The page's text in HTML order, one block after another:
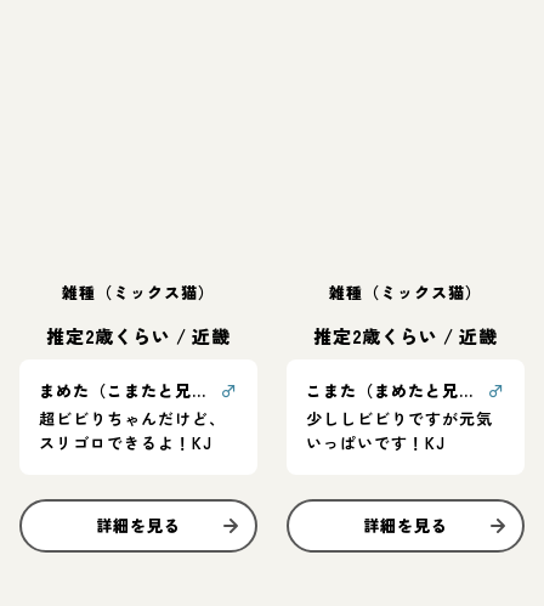
雑種（ミックス猫）
推定2歳くらい /近畿
まめた（こまたと兄弟）
♂
超ビビりちゃんだけど、
スリゴロできるよ！KJ
詳細を見る
雑種（ミックス猫）
推定2歳くらい /近畿
こまた（まめたと兄弟）
♂
少ししビビりですが元気
いっぱいです！KJ
詳細を見る